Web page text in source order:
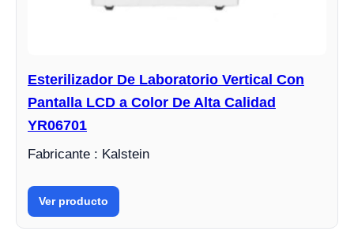
Esterilizador De Laboratorio Vertical Con
Pantalla LCD a Color De Alta Calidad
YR06701
Fabricante : Kalstein
Ver producto